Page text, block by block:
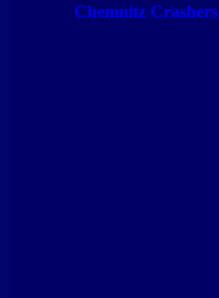
Chemnitz Crashers